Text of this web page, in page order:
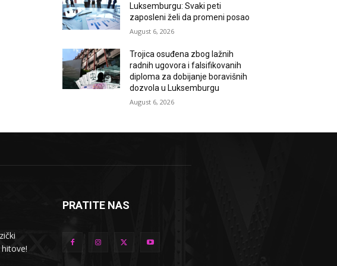
Luksemburgu: Svaki peti
zaposleni želi da promeni posao
August 6, 2026
Trojica osuđena zbog lažnih
radnih ugovora i falsifikovanih
diploma za dobijanje boravišnih
dozvola u Luksemburgu
August 6, 2026
PRATITE NAS